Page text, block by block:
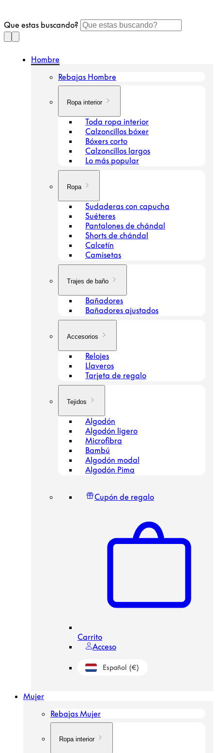
contenido
Que estas buscando?
Hombre
Rebajas Hombre
Ropa interior
Toda ropa interior
Calzoncillos bóxer
Bóxers corto
Calzoncillos largos
Lo más popular
Ropa
Sudaderas con capucha
Suéteres
Pantalones de chándal
Shorts de chándal
Calcetín
Camisetas
Trajes de baño
Bañadores
Bañadores ajustados
Accesorios
Relojes
Llaveros
Tarjeta de regalo
Tejidos
Algodón
Algodón ligero
Microfibra
Bambú
Algodón modal
Algodón Pima
Cupón de regalo
Carrito
Acceso
Botón De Geolocalización: Países Bajos,
Español (€)
Mujer
Rebajas Mujer
Ropa interior